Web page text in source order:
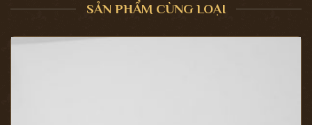
SẢN PHẨM CÙNG LOẠI